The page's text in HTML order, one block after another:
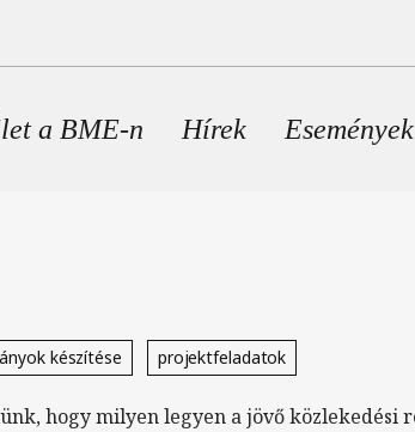
a BME-n Hírek Események
készítése projektfeladatok
hogy milyen legyen a jövő közlekedési